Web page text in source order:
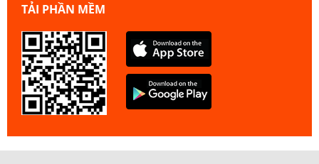
TẢI PHẦN MỀM